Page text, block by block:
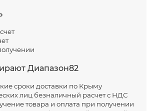
Диапазон82
сроки доставки по Крыму
лиц безналичный расчет с НДС
товара и оплата при получении